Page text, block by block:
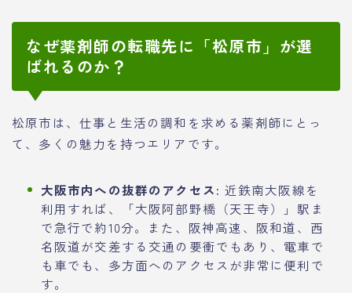
なぜ薬剤師の転職先に「松原市」が選
ばれるのか？
松原市は、仕事と生活の調和を求める薬剤師にとっ
て、多くの魅力を持つエリアです。
大阪市内への抜群のアクセス: 近鉄南大阪線を
利用すれば、「大阪阿部野橋（天王寺）」駅ま
で急行で約10分。また、阪神高速、阪和道、西
名阪道が交差する交通の要衝でもあり、電車で
も車でも、多方面へのアクセスが非常に便利で
す。